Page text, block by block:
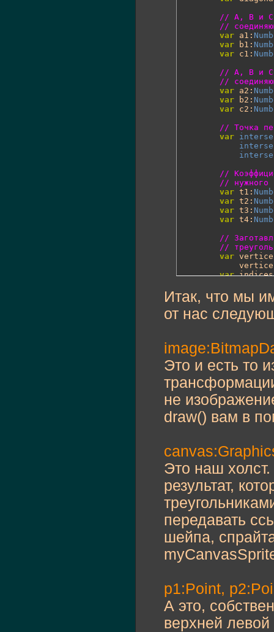
// A, B и C
//
var a1:
var b1:
var c1:
// A, B и C
//
var a2:
var b2:
var c2:
// Точка
var
//
// нужного
var t1:
var t2:
var t3:
var t4:
//
//
var
var
var
// Рисуем
        canvas.
}
Итак, что мы
от нас
Это и есть то
не
draw() вам в
Это наш
результат,
передавать
шейпа,
p1:Point,
А это,
верхней левой